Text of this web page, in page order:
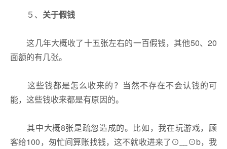
５、 关于假钱
这几年大概收了十五张左右的一百假钱，其他50、20
面额的有几张。
这些钱都是怎么收来的？当然不存在不会认钱的可
能，这些钱收来都是有原因的。
其中大概8张是疏忽造成的。比如，我在玩游戏，顾
客给100，匆忙间算账找钱，这不就收进来了⊙﹏⊙b，我